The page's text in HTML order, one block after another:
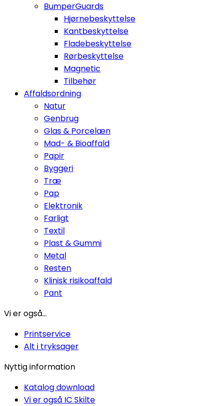
BumperGuards
Hjørnebeskyttelse
Kantbeskyttelse
Fladebeskyttelse
Rørbeskyttelse
Magnetic
Tilbehør
Affaldsordning
Natur
Genbrug
Glas & Porcelæn
Mad- & Bioaffald
Papir
Byggeri
Træ
Pap
Elektronik
Farligt
Textil
Plast & Gummi
Metal
Resten
Klinisk risikoaffald
Pant
Vi er også...
Printservice
Alt i tryksager
Nyttig information
Katalog download
Vi er også IC Skilte